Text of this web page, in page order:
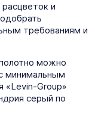
и
требованиям и
можно
минимальным
«Levin-Group»
серый по